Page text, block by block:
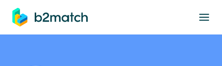
springen